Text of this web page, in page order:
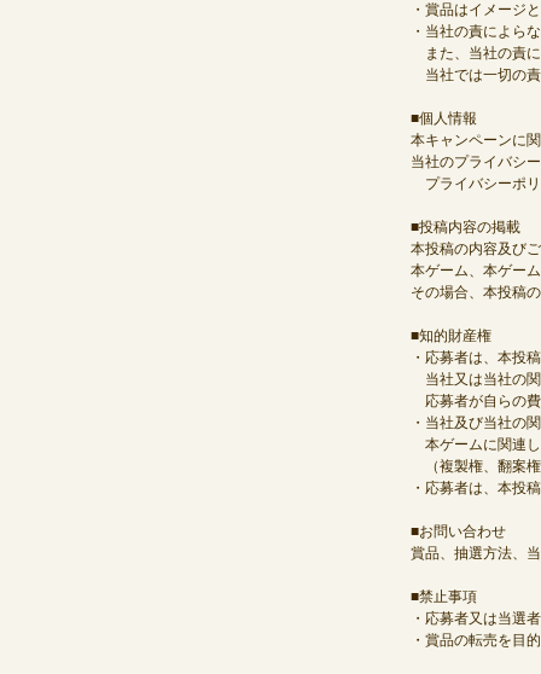
・賞品はイメージ
・当社の責によら
また、当社の責
当社では一切の
■個人情報
本キャンペーンに
当社のプライバシ
プライバシーポ
■投稿内容の掲載
本投稿の内容及び
本ゲーム、本ゲー
その場合、本投稿
■知的財産権
・応募者は、本投
当社又は当社の
応募者が自らの
・当社及び当社の
本ゲームに関連
（複製権、翻案
・応募者は、本投
■お問い合わせ
賞品、抽選方法、
■禁止事項
・応募者又は当選
・賞品の転売を目